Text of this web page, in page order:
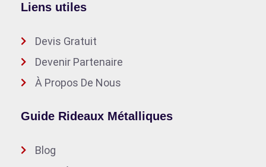
Liens utiles
Devis Gratuit
Devenir Partenaire
À Propos De Nous
Guide Rideaux Métalliques
Blog